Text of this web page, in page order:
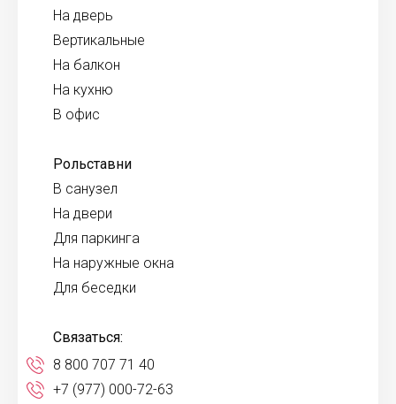
На дверь
Вертикальные
На балкон
На кухню
В офис
Рольставни
В санузел
На двери
Для паркинга
На наружные окна
Для беседки
Связаться:
8 800 707 71 40
+7 (977) 000-72-63